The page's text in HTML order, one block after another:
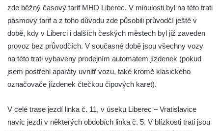
zde běžný časový tarif MHD Liberec. V minulosti byl na této trati
pásmový tarif a z toho důvodu zde působili průvodčí ještě v
době, kdy v Liberci i dalších českých městech byl již zaveden
provoz bez průvodčích. V současné době jsou všechny vozy
na této trati vybaveny prodejním automatem jízdenek (pokud
jsem postřehl aparáty uvnitř vozu, také kromě klasického
označovače jízdenek čtečkou čipových karet).
V celé trase jezdí linka č. 11, v úseku Liberec – Vratislavice
navíc jezdí v některých obdobích linka č. 5. V blízkosti trati jsou